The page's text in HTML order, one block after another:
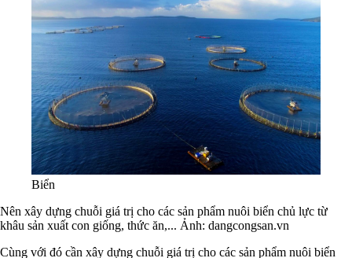
Biển
Nên xây dựng chuỗi giá trị cho các sản phẩm nuôi biển chủ lực từ
khâu sản xuất con giống, thức ăn,... Ảnh: dangcongsan.vn
Cùng với đó cần xây dựng chuỗi giá trị cho các sản phẩm nuôi biển